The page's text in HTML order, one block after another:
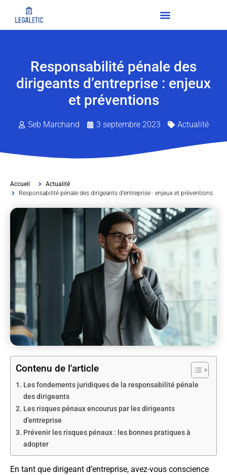
Responsabilité pénale des
dirigeants d’entreprise : enjeux
et préventions
Seb Marchand 3 septembre 2023 Actualité
Accueil
Actualité
Responsabilité pénale des dirigeants d’entreprise : enjeux et préventions
Contenu de l'article
Les fondements juridiques de la responsabilité pénale
des dirigeants
Les risques pénaux encourus par les dirigeants
d’entreprise
Prévenir les risques pénaux : les bonnes pratiques à
adopter
En tant que dirigeant d’entreprise, avez-vous conscience